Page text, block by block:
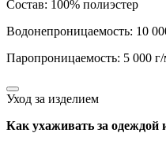
Состав: 100% полиэстер
Водонепроницаемость: 10
Паропроницаемость: 5 000 г/
Уход за изделием
Как ухаживать за